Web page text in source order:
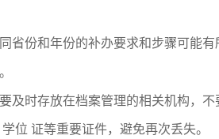
省份和年份的补办要求和步骤可能
及时存放在档案管理的相关机构，
位 证等重要证件，避免再次丢失。